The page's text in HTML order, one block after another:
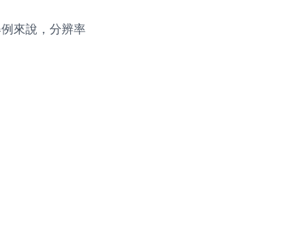
來說，分辨率